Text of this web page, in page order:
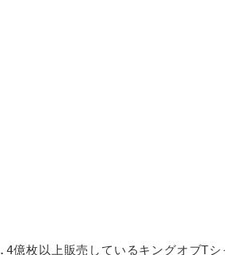
以上販売しているキングオブTシ